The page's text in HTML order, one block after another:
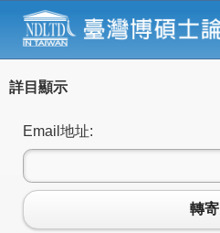
詳目顯示
Email地址:
轉寄